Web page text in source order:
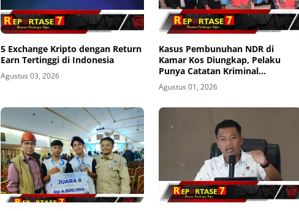
5 Exchange Kripto dengan Return
Earn Tertinggi di Indonesia
Agustus 03, 2026
Kasus Pembunuhan NDR di
Kamar Kos Diungkap, Pelaku
Punya Catatan Kriminal
Kekerasan
Agustus 01, 2026